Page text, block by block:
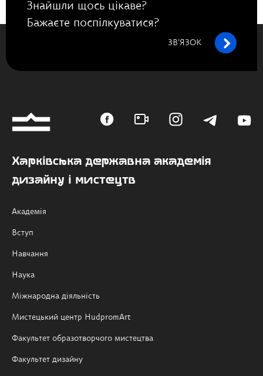
Знайшли щось цікаве?
Бажаєте поспілкуватися?
ЗВ’ЯЗОК
Харківська державна академія
дизайну і мистецтв
Академія
Вступ
Навчання
Наука
Міжнародна діяльність
Мистецький центр HudpromArt
Факультет образотворчого мистецтва
Факультет дизайну